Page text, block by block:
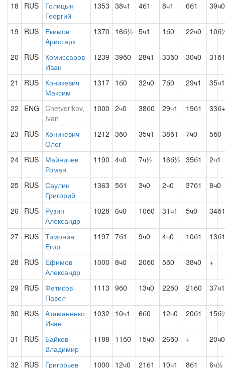
18 RUS
Голицын
Георгий
1353 38ч1 4б1 8ч1 6б1 39ч0
19 RUS
Екимов
Аристарх
1370 16б½ 5ч1 1б0 22ч0
20 RUS
Комиссаров
Иван
1239 39б0 28ч1 33б0 30ч0 31б1
21 RUS
Коникевич
Максим
1317 1б0 32ч0 7б0 29ч1 35ч1
22 ENG
Chetverikov,
Ivan
1000 2ч0 38б0 29ч1 19б1 33б+
23 RUS
Коникевич
Олег
1212 3б0 35ч1 38б1 7ч0 5б0
24 RUS
Майничев
Роман
1190 4ч0 7ч½ 16б½ 35б1 2ч1
25 RUS
Саулин
Григорий
1363 5б1 3ч0 2ч0 37б1 8ч0
26 RUS
Рузин
Александр
1028 6ч0 10б0 31ч1 5ч0 34б1
27 RUS
Тимонин
Егор
1197 7б1 9ч0 4ч0 10б1 13б1
28 RUS
Ефимов
Александр
1000 8ч0 20б0 5б0 38ч0 +
29 RUS
Фетисов
Павел
1113 9б0 13ч0 22б0 21б0 37ч1
30 RUS
Атаманенко
Иван
1032 10ч1 6б0 12ч0 20б1
31 RUS
Байков
Владимир
1188 11б0 15ч0 26б0 + 20ч0
32 RUS Григорьев 1000 12ч0 21б1 10ч1 8б1 6ч½